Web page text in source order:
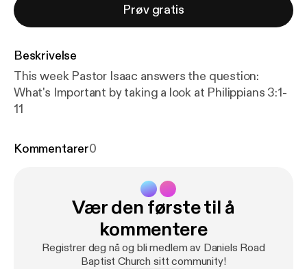
Prøv gratis
Beskrivelse
This week Pastor Isaac answers the question:
What's Important by taking a look at Philippians 3:1-
11
Kommentarer0
Vær den første til å
kommentere
Registrer deg nå og bli medlem av Daniels Road
Baptist Church sitt community!